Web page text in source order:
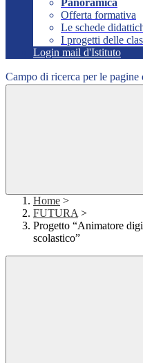
Panoramica
Offerta formativa
Le schede
I progetti delle
Login mail d'Istituto
Campo di ricerca per le pagine
Home >
FUTURA >
Progetto “Animatore
scolastico”